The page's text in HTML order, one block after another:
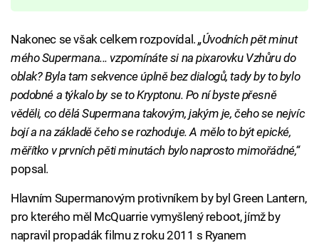
Nakonec se však celkem rozpovídal.„Úvodních pět minut
mého Supermana... vzpomínáte si na pixarovku Vzhůru do
oblak? Byla tam sekvence úplně bez dialogů, tady by to bylo
podobné a týkalo by se to Kryptonu. Po ní byste přesně
věděli, co dělá Supermana takovým, jakým je, čeho se nejvíc
bojí a na základě čeho se rozhoduje. A mělo to být epické,
měřítko v prvních pěti minutách bylo naprosto mimořádné,“
popsal.
Hlavním Supermanovým protivníkem by byl Green Lantern,
pro kterého měl McQuarrie vymyšlený reboot, jímž by
napravil propadák filmu z roku 2011 s Ryanem